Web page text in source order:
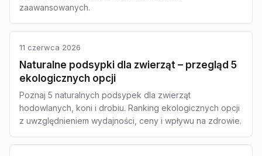
zaawansowanych.
11 czerwca 2026
Naturalne podsypki dla zwierząt – przegląd 5
ekologicznych opcji
Poznaj 5 naturalnych podsypek dla zwierząt
hodowlanych, koni i drobiu. Ranking ekologicznych opcji
z uwzględnieniem wydajności, ceny i wpływu na zdrowie.